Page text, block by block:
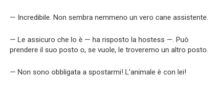
— Incredibile. Non sembra nemmeno un vero cane assistente.
— Le assicuro che lo è — ha risposto la hostess —. Può
prendere il suo posto o, se vuole, le troveremo un altro posto.
— Non sono obbligata a spostarmi! L’animale è con lei!